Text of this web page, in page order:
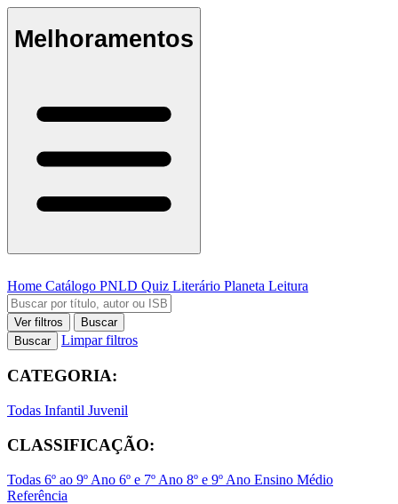
Melhoramentos
Home Catálogo PNLD Quiz Literário Planeta Leitura
Ver filtros
Buscar
Buscar
Limpar filtros
CATEGORIA:
Todas Infantil Juvenil
CLASSIFICAÇÃO:
Todas 6º ao 9º Ano 6º e 7º Ano 8º e 9º Ano Ensino Médio
Referência